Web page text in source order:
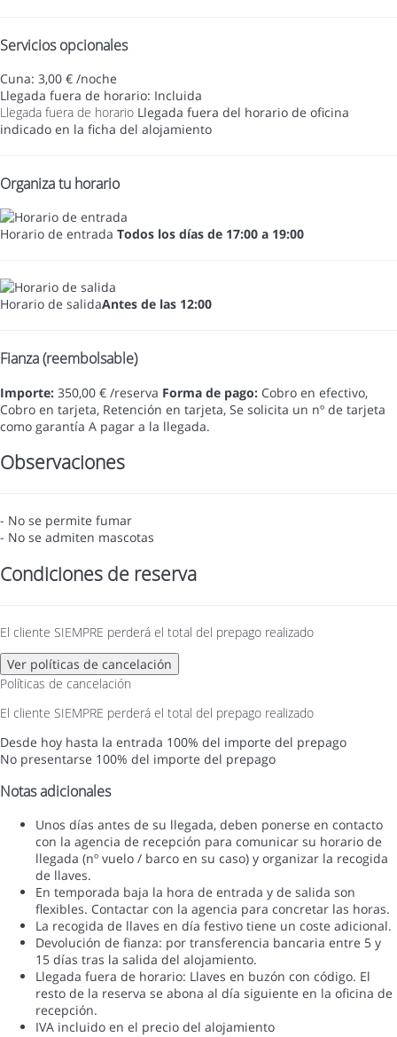
Servicios opcionales
Cuna: 3,00 € /noche
Llegada fuera de horario: Incluida
Llegada fuera de horario Llegada fuera del horario de oficina
indicado en la ficha del alojamiento
Organiza tu horario
Horario de entrada Todos los días de 17:00 a 19:00
Horario de salidaAntes de las 12:00
Fianza (reembolsable)
Importe: 350,00 € /reserva Forma de pago: Cobro en efectivo,
Cobro en tarjeta, Retención en tarjeta, Se solicita un nº de tarjeta
como garantía A pagar a la llegada.
Observaciones
- No se permite fumar
- No se admiten mascotas
Condiciones de reserva
El cliente SIEMPRE perderá el total del prepago realizado
Ver políticas de cancelación
Políticas de cancelación
El cliente SIEMPRE perderá el total del prepago realizado
Desde hoy hasta la entrada 100% del importe del prepago
No presentarse 100% del importe del prepago
Notas adicionales
Unos días antes de su llegada, deben ponerse en contacto
con la agencia de recepción para comunicar su horario de
llegada (nº vuelo / barco en su caso) y organizar la recogida
de llaves.
En temporada baja la hora de entrada y de salida son
flexibles. Contactar con la agencia para concretar las horas.
La recogida de llaves en día festivo tiene un coste adicional.
Devolución de fianza: por transferencia bancaria entre 5 y
15 días tras la salida del alojamiento.
Llegada fuera de horario: Llaves en buzón con código. El
resto de la reserva se abona al día siguiente en la oficina de
recepción.
IVA incluido en el precio del alojamiento